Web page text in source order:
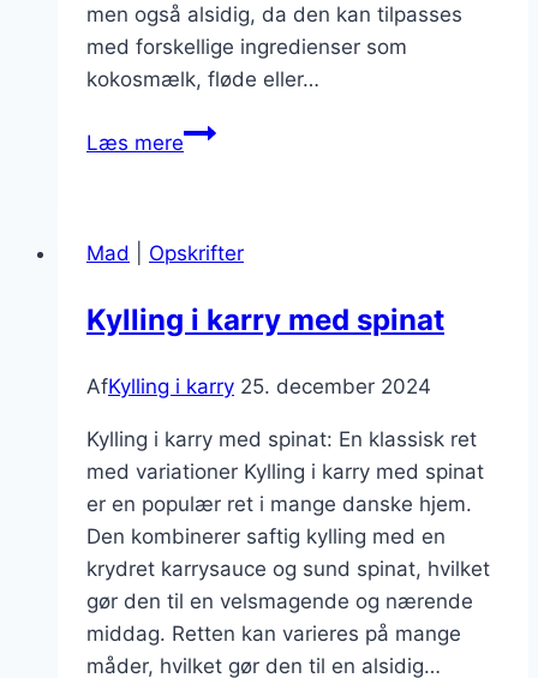
men også alsidig, da den kan tilpasses
med forskellige ingredienser som
kokosmælk, fløde eller…
Læs mereKylling
gulerødder
ris
Mad Opskrifter
Kylling i karry med spinat
AfKylling i karry 25. december 2024
Kylling i karry med spinat: En klassisk ret
med variationer Kylling i karry med spinat
er en populær ret i mange danske hjem.
Den kombinerer saftig kylling med en
krydret karrysauce og sund spinat, hvilket
gør den til en velsmagende og nærende
middag. Retten kan varieres på mange
måder, hvilket gør den til en alsidig…